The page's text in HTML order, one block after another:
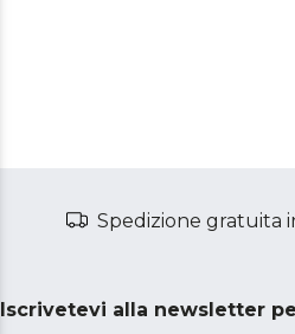
Spedizione gratuita
Iscrivetevi alla newsletter